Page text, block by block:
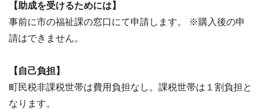
【助成を受けるためには】
事前に市の福祉課の窓口にて申請します。 ※購入後の申
請はできません。
【自己負担】
町民税非課税世帯は費用負担なし。課税世帯は１割負担と
なります。